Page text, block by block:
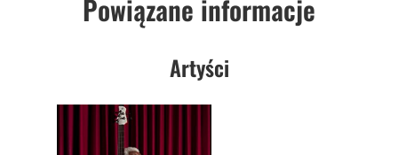
Powiązane informacje
Artyści